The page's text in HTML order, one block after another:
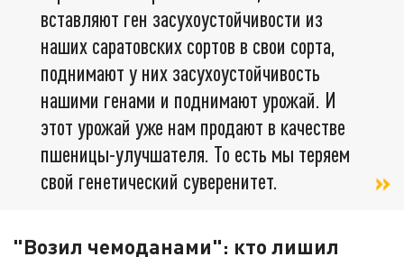
вставляют ген засухоустойчивости из
наших саратовских сортов в свои сорта,
поднимают у них засухоустойчивость
нашими генами и поднимают урожай. И
этот урожай уже нам продают в качестве
пшеницы-улучшателя. То есть мы теряем
свой генетический суверенитет.
"Возил чемоданами": кто лишил